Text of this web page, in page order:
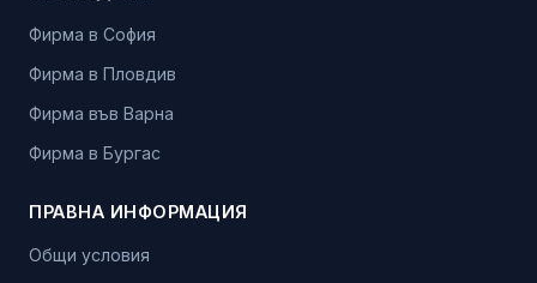
Фирма в София
Фирма в Пловдив
Фирма във Варна
Фирма в Бургас
ПРАВНА ИНФОРМАЦИЯ
Общи условия